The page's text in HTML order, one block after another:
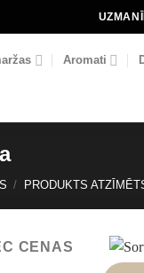
Aromati
/ PRODUKTS
CENAS